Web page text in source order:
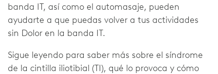
banda IT, así como el automasaje, pueden
ayudarte a que puedas volver a tus actividades
sin Dolor en la banda IT.
Sigue leyendo para saber más sobre el síndrome
de la cintilla iliotibial (TI), qué lo provoca y cómo